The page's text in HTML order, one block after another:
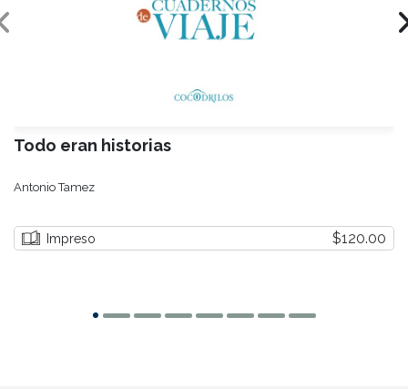
Todo eran historias
Antonio Tamez
Impreso $120.00